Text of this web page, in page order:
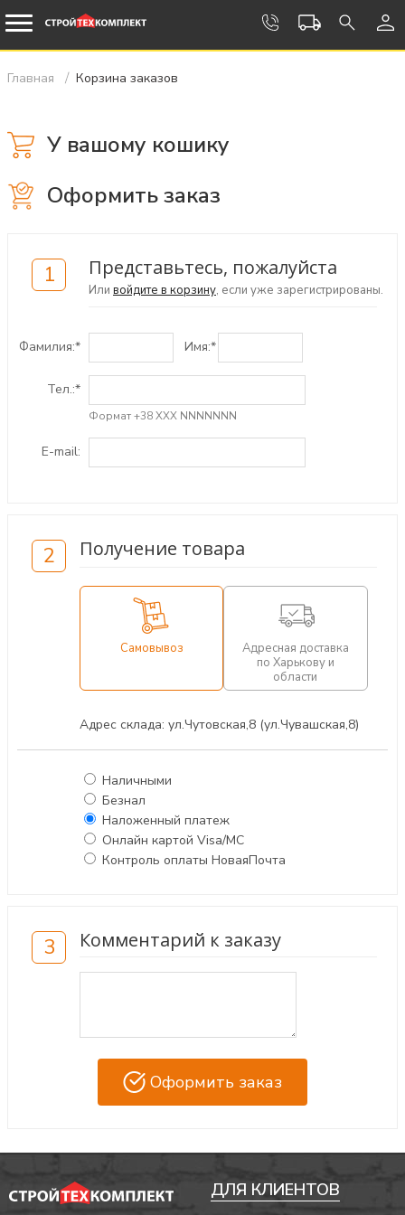
Главная Корзина заказов
У вашому кошику
Оформить заказ
1 Представьтесь, пожалуйста
Или войдите в корзину, если уже зарегистрированы.
Фамилия:* Имя:*
Тел.:*
Формат +38 ХХХ NNNNNNN
E-mail:
2 Получение товара
Самовывоз
Адресная доставка
по Харькову и
области
Адрес склада: ул.Чутовская,8 (ул.Чувашская,8)
Наличными
Безнал
Наложенный платеж
Онлайн картой Visa/MC
Контроль оплаты НоваяПочта
3 Комментарий к заказу
Оформить заказ
ДЛЯ КЛИЕНТОВ